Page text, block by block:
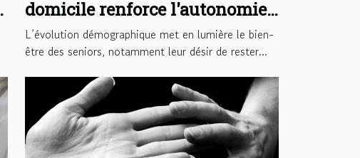
domicile renforce l'autonomie
des seniors ?
L’évolution démographique met en lumière le bien-
être des seniors, notamment leur désir de rester...